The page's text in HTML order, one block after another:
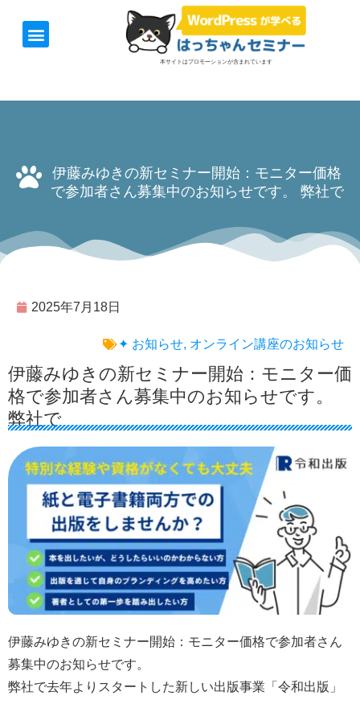
本サイトはプロモーションが含まれています
伊藤みゆきの新セミナー開始：モニター価格
で参加者さん募集中のお知らせです。 弊社で
2025年7月18日
✦ お知らせ, オンライン講座のお知らせ
伊藤みゆきの新セミナー開始：モニター価
格で参加者さん募集中のお知らせです。
弊社で
伊藤みゆきの新セミナー開始：モニター価格で参加者さん
募集中のお知らせです。
弊社で去年よりスタートした新しい出版事業「令和出版」